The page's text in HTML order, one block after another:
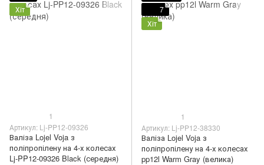
Хіт
1
Артикул: Lj-PP12-09326
Валіза Lojel Voja з
поліпропілену на 4-х колесах
Lj-PP12-09326 Black (середня)
7
Хіт
1
Артикул: Lj-PP12-38330
Валіза Lojel Voja з
поліпропілену на 4-х колесах
pp12l Warm Gray (велика)